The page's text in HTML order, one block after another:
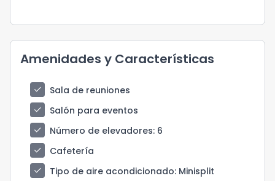
Amenidades y Características
check
Sala de reuniones
check
Salón para eventos
check
Número de elevadores: 6
check
Cafetería
check
Tipo de aire acondicionado: Minisplit